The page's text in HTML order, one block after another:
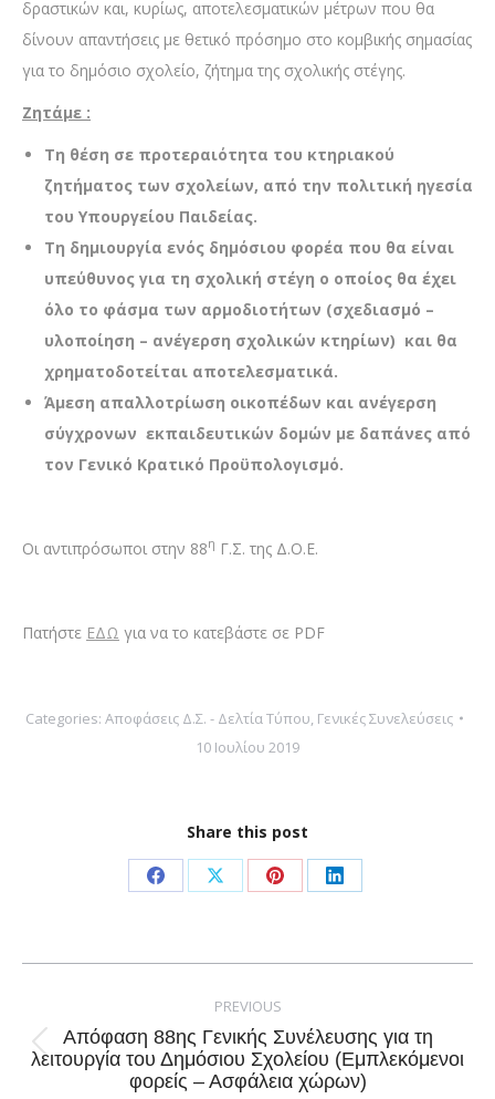
δραστικών και, κυρίως, αποτελεσματικών μέτρων που θα
δίνουν απαντήσεις με θετικό πρόσημο στο κομβικής σημασίας
για το δημόσιο σχολείο, ζήτημα της σχολικής στέγης.
Ζητάμε :
Τη θέση σε προτεραιότητα του κτηριακού
ζητήματος των σχολείων, από την πολιτική ηγεσία
του Υπουργείου Παιδείας.
Τη δημιουργία ενός δημόσιου φορέα που θα είναι
υπεύθυνος για τη σχολική στέγη ο οποίος θα έχει
όλο το φάσμα των αρμοδιοτήτων (σχεδιασμό –
υλοποίηση – ανέγερση σχολικών κτηρίων) και θα
χρηματοδοτείται αποτελεσματικά.
Άμεση απαλλοτρίωση οικοπέδων και ανέγερση
σύγχρονων εκπαιδευτικών δομών με δαπάνες από
τον Γενικό Κρατικό Προϋπολογισμό.
Οι αντιπρόσωποι στην 88η Γ.Σ. της Δ.Ο.Ε.
Πατήστε ΕΔΩ για να το κατεβάστε σε PDF
Categories: Αποφάσεις Δ.Σ. - Δελτία Τύπου Γενικές Συνελεύσεις
10 Ιουλίου 2019
Share this post
Share
Facebook
Share
X
Share
Pinterest
Share
LinkedIn
PREVIOUS
Previous
post:
Απόφαση 88ης Γενικής Συνέλευσης για τη
λειτουργία του Δημόσιου Σχολείου (Εμπλεκόμενοι
φορείς – Ασφάλεια χώρων)